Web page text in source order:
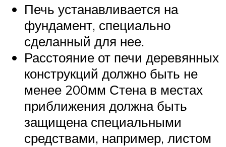
Печь устанавливается на
фундамент, специально
сделанный для нее.
Расстояние от печи деревянных
конструкций должно быть не
менее 200мм Стена в местах
приближения должна быть
защищена специальными
средствами, например, листом